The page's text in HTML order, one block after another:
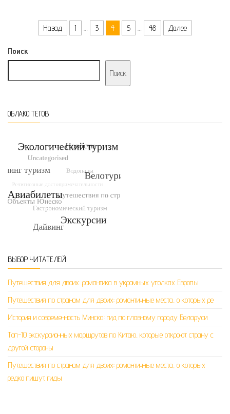
Пагинация записей
Назад 1 … 3 4 5 … 48 Далее
Поиск
Поиск
ОБЛАКО ТЕГОВ
ВЫБОР ЧИТАТЕЛЕЙ
Путешествия для двоих: романтика в укромных уголках Европы
Путешествия по странам для двоих: романтичные места, о которых ре
История и современность Минска: гид по главному городу Беларуси
Топ-10 экскурсионных маршрутов по Китаю, которые откроют страну с
другой стороны
Путешествия по странам для двоих: романтичные места, о которых
редко пишут гиды